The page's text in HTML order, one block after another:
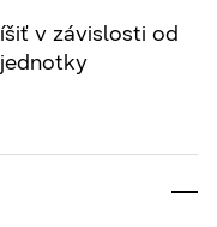
v závislosti od